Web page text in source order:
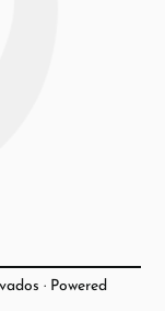
· Powered